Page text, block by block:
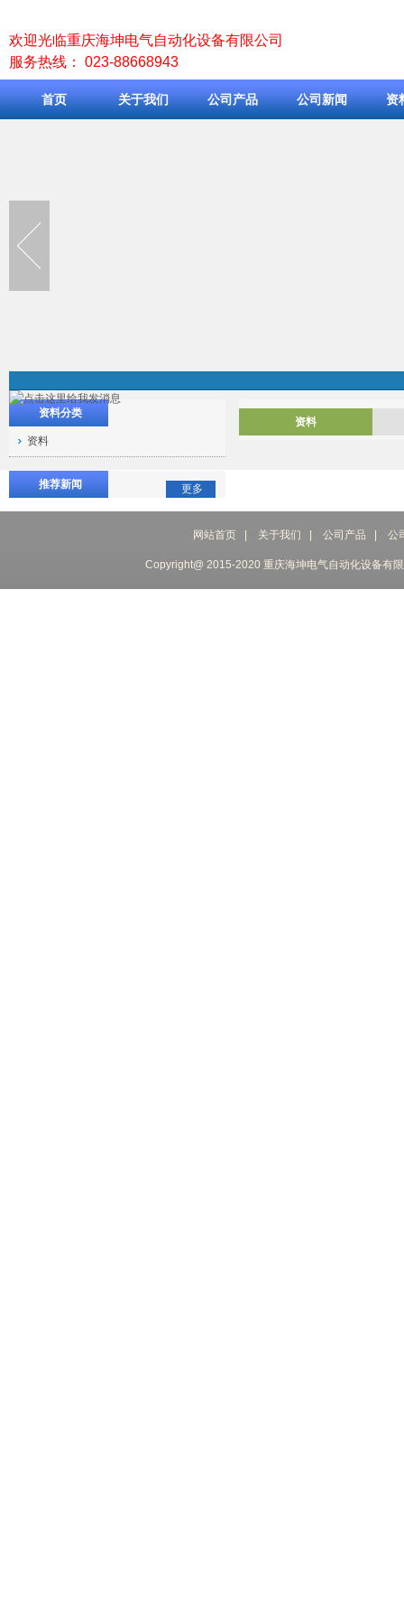
欢迎光临重庆海坤电气自动化设备有限公司
服务热线： 023-88668943
首页 关于我们 公司产品 公司新闻 资
资料
资料分类
资料
推荐新闻 更多
网站首页 关于我们 公司产品 公
Copyright@ 2015-2020 重庆海坤电气自动化设备有